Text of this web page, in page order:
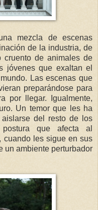
mezcla de escenas
de la industria, de
cruento de animales de
jóvenes que exaltan el
Las escenas que
preparándose para
por llegar. Igualmente,
Un temor que les ha
del resto de los
que afecta al
cuando les sigue en sus
un ambiente perturbador